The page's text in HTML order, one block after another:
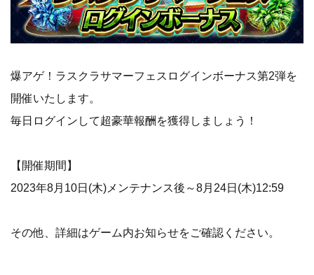
爆アゲ！ラスクラサマーフェスログインボーナス第2弾を
開催いたします。
毎日ログインして超豪華報酬を獲得しましょう！
【開催期間】
2023年8月10日(木)メンテナンス後～8月24日(木)12:59
その他、詳細はゲーム内お知らせをご確認ください。